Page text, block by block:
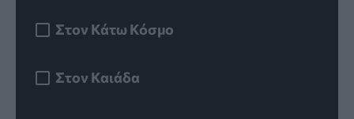
Στον Κάτω Κόσμο
Στον Καιάδα